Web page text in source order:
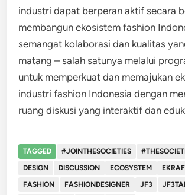
industri dapat berperan aktif secara
membangun ekosistem fashion
semangat kolaborasi dan kualitas
matang – salah satunya melalui
untuk memperkuat dan memajukan
industri fashion Indonesia dengan
ruang diskusi yang interaktif dan
TAGGED #JOINTHESOCIETIES
DESIGN
DISCUSSION ECOSYSTEM EKRAF
FASHION
FASHIONDESIGNER JF3